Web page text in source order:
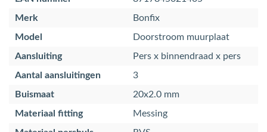
Merk
Bonfix
Model
Doorstroom muurplaat
Aansluiting
Pers x binnendraad x pers
Aantal aansluitingen
3
Buismaat
20x2.0 mm
Materiaal fitting
Messing